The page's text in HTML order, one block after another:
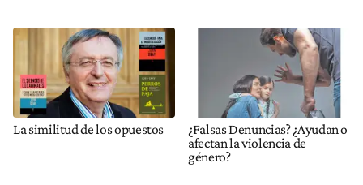
La similitud de los opuestos
¿Falsas Denuncias? ¿Ayudan o
afectan la violencia de
género?